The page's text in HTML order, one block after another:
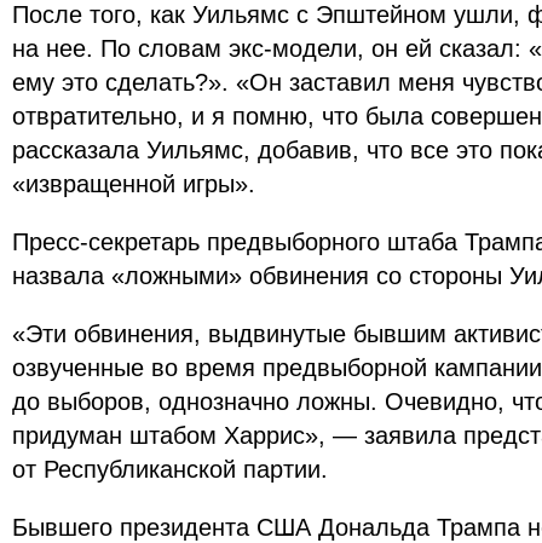
После того, как Уильямс с Эпштейном ушли,
на нее. По словам экс-модели, он ей сказал:
ему это сделать?». «Он заставил меня
отвратительно, и я помню, что была
рассказала Уильямс, добавив, что все это
«извращенной игры».
Пресс-секретарь предвыборного штаба
назвала «ложными» обвинения со стороны
«Эти обвинения, выдвинутые бывшим
озвученные во время предвыборной
до выборов, однозначно ложны. Очевидно,
придуман штабом Харрис», — заявила
от Республиканской партии.
Бывшего президента США Дональда Трампа